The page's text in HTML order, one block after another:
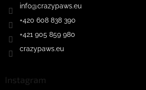
info@crazypaws.eu
+420 608 838 390
+421 905 859 980
crazypaws.eu
Instagram